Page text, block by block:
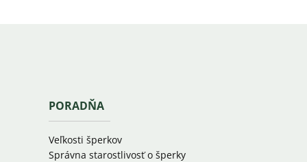
PORADŇA
Veľkosti šperkov
Správna starostlivosť o šperky